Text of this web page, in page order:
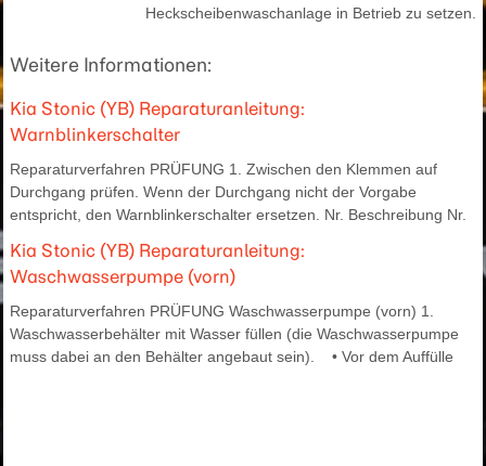
Heckscheibenwaschanlage in Betrieb zu setzen.
Weitere Informationen:
Kia Stonic (YB) Reparaturanleitung:
Warnblinkerschalter
Reparaturverfahren PRÜFUNG 1. Zwischen den Klemmen auf
Durchgang prüfen. Wenn der Durchgang nicht der Vorgabe
entspricht, den Warnblinkerschalter ersetzen. Nr. Beschreibung Nr.
Kia Stonic (YB) Reparaturanleitung:
Waschwasserpumpe (vorn)
Reparaturverfahren PRÜFUNG Waschwasserpumpe (vorn) 1.
Waschwasserbehälter mit Wasser füllen (die Waschwasserpumpe
muss dabei an den Behälter angebaut sein). • Vor dem Auffülle